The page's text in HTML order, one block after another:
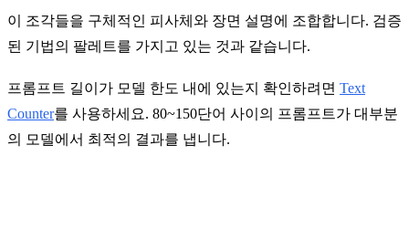
이 조각들을 구체적인 피사체와 장면 설명에 조합합니다. 검증
된 기법의 팔레트를 가지고 있는 것과 같습니다.
프롬프트 길이가 모델 한도 내에 있는지 확인하려면 Text
Counter를 사용하세요. 80~150단어 사이의 프롬프트가 대부분
의 모델에서 최적의 결과를 냅니다.